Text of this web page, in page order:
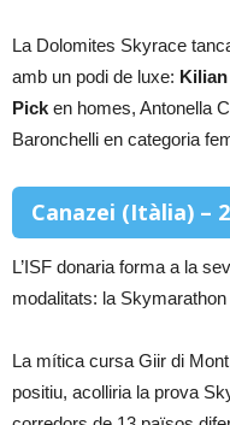
La Dolomites Skyrace
amb un podi de luxe:
Pick en homes, Antonella
Baronchelli en categoria
Canazei (Itàlia) –
L’ISF donaria forma a la
modalitats: la
La mítica cursa Giir di
positiu, acolliria la prova